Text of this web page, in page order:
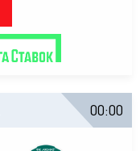
00:00